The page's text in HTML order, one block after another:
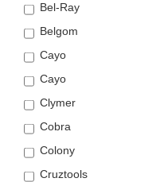
Bel-Ray
Belgom
Cayo
Cayo
Clymer
Cobra
Colony
Cruztools